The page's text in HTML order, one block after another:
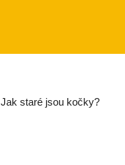
Jak staré jsou kočky?